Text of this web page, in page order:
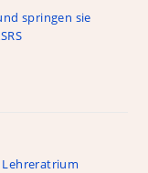
springen sie